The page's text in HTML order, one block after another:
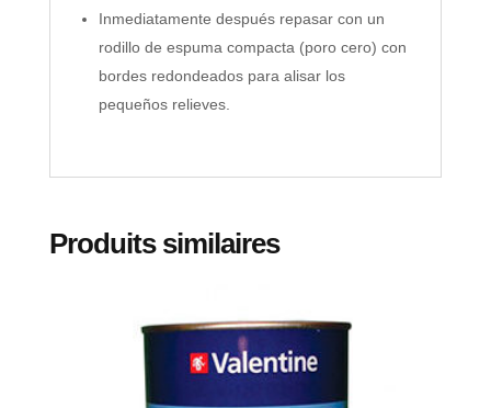
Inmediatamente después repasar con un
rodillo de espuma compacta (poro cero) con
bordes redondeados para alisar los
pequeños relieves.
Produits similaires